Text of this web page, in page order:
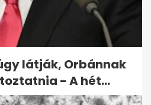
tilosban
a járda
látják, Orbánnak
- A hét...